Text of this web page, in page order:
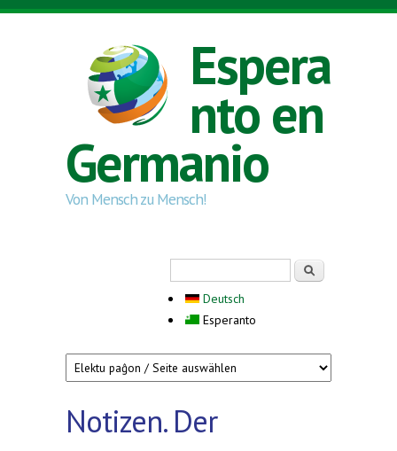
Skip to main content
Espera
nto en
Germanio
Von Mensch zu Mensch!
Deutsch
Esperanto
Notizen. Der